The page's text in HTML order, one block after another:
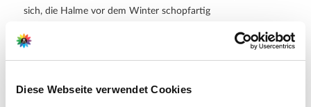
Diese Webseite verwendet Cookies
sich, die Halme vor dem Winter schopfartig
vor starker Witterung zu schützen.